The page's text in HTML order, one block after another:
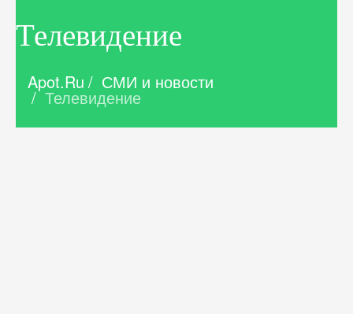
Телевидение
Apot.Ru / СМИ и новости
/ Телевидение